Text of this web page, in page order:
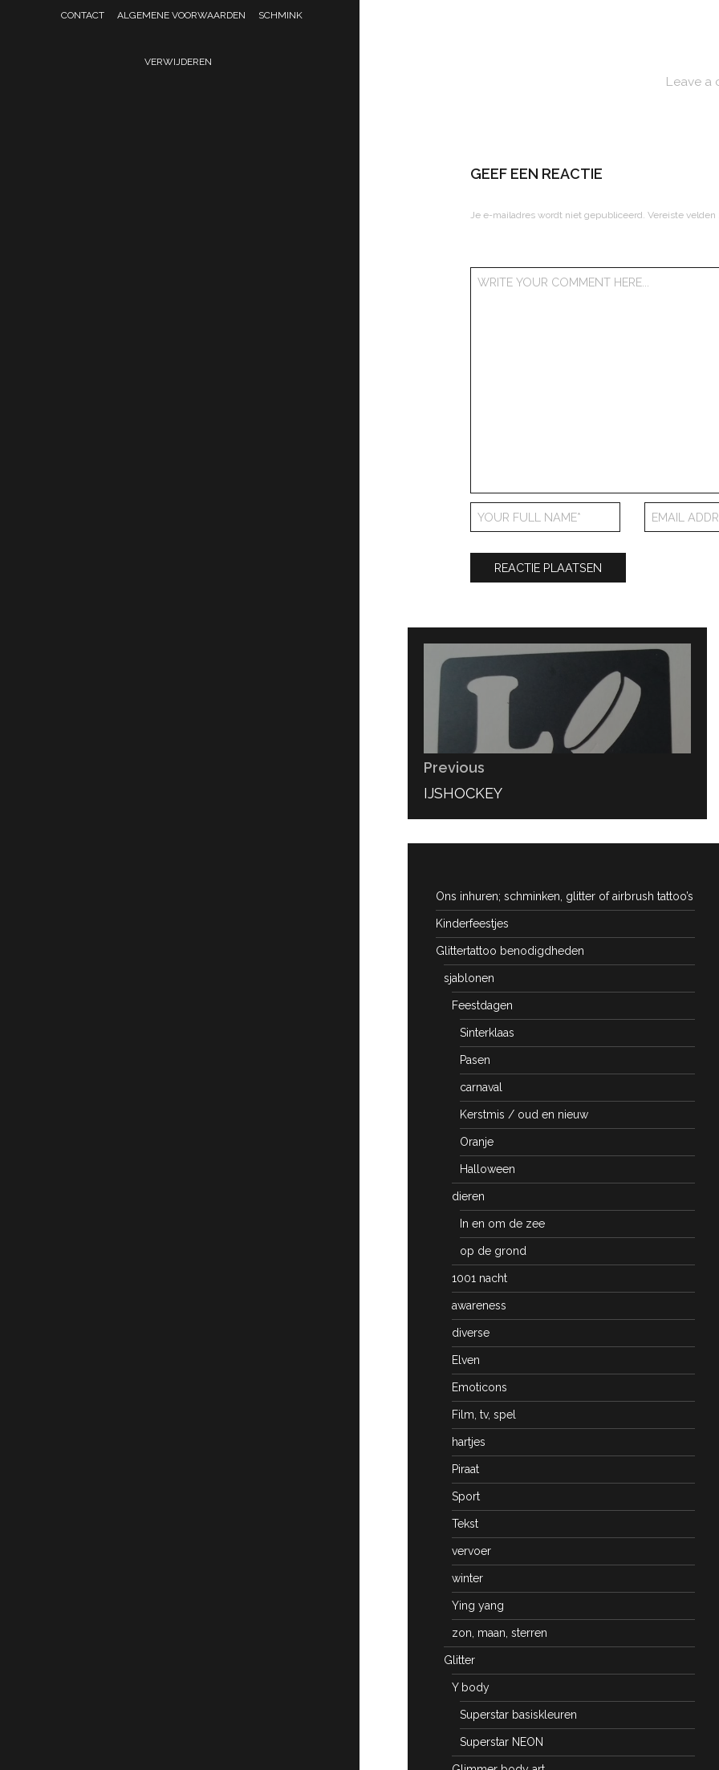
CONTACT ALGEMENE VOORWAARDEN SCHMINK
VERWIJDEREN
Leave a
GEEF EEN REACTIE
Je e-mailadres wordt niet gepubliceerd. Vereiste
Bericht
navigatie
Previous
PREVIOUS
IJSHOCKEY
Ons inhuren; schminken, glitter of airbrush tattoo’s
Kinderfeestjes
Glittertattoo benodigdheden
sjablonen
Feestdagen
Sinterklaas
Pasen
carnaval
Kerstmis / oud en nieuw
Oranje
Halloween
dieren
In en om de zee
op de grond
1001 nacht
awareness
diverse
Elven
Emoticons
Film, tv, spel
hartjes
Piraat
Sport
Tekst
vervoer
winter
Ying yang
zon, maan, sterren
Glitter
Y body
Superstar basiskleuren
Superstar NEON